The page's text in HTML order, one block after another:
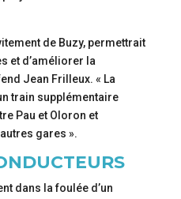
de Buzy, permettrait
et d’améliorer la
Jean Frilleux. « La
train supplémentaire
Pau et Oloron et
gares ».
dans la foulée d’un